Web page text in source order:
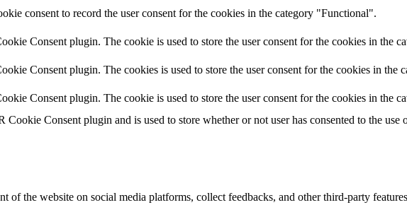
consent to record the user consent for the cookies in the category "Functional".
Consent plugin. The cookie is used to store the user consent for the cookies in the
Consent plugin. The cookies is used to store the user consent for the cookies in the
Consent plugin. The cookie is used to store the user consent for the cookies in the
Cookie Consent plugin and is used to store whether or not user has consented to the use
the website on social media platforms, collect feedbacks, and other third-party